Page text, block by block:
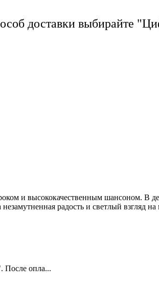
доставки выбирайте
и высококачественным шансоном. В
радость и светлый взгляд на
После опла...